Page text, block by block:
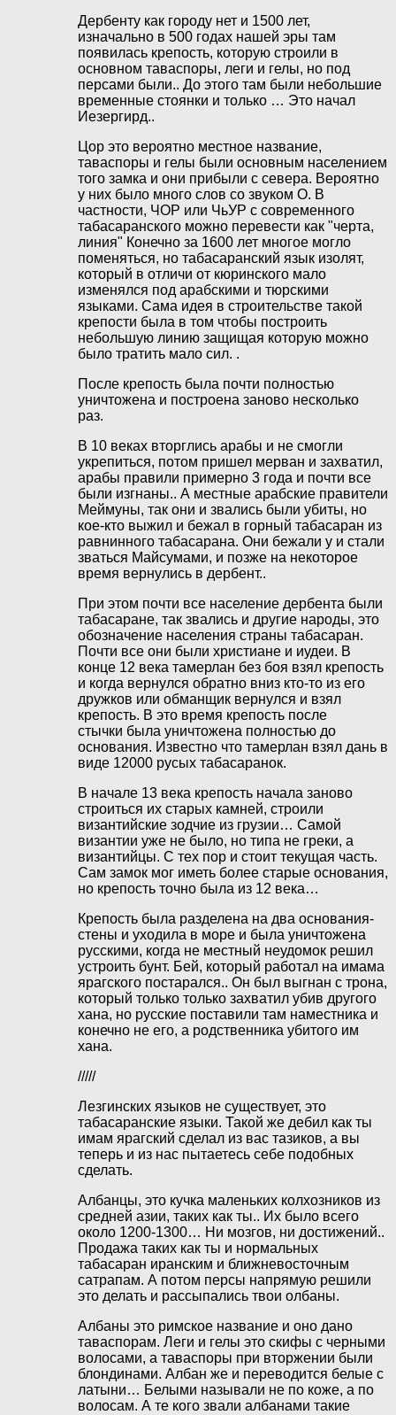
Дербенту как городу нет и 1500 лет,
изначально в 500 годах нашей эры там
появилась крепость, которую строили в
основном таваспоры, леги и гелы, но под
персами были.. До этого там были небольшие
временные стоянки и только … Это начал
Иезергирд..
Цор это вероятно местное название,
таваспоры и гелы были основным населением
того замка и они прибыли с севера. Вероятно
у них было много слов со звуком О. В
частности, ЧОР или ЧьУР с современного
табасаранского можно перевести как "черта,
линия" Конечно за 1600 лет многое могло
поменяться, но табасаранский язык изолят,
который в отличи от кюринского мало
изменялся под арабскими и тюрскими
языками. Сама идея в строительстве такой
крепости была в том чтобы построить
небольшую линию защищая которую можно
было тратить мало сил. .
После крепость была почти полностью
уничтожена и построена заново несколько
раз.
В 10 веках вторглись арабы и не смогли
укрепиться, потом пришел мерван и захватил,
арабы правили примерно 3 года и почти все
были изгнаны.. А местные арабские правители
Меймуны, так они и звались были убиты, но
кое-кто выжил и бежал в горный табасаран из
равнинного табасарана. Они бежали у и стали
зваться Майсумами, и позже на некоторое
время вернулись в дербент..
При этом почти все население дербента были
табасаране, так звались и другие народы, это
обозначение населения страны табасаран.
Почти все они были христиане и иудеи. В
конце 12 века тамерлан без боя взял крепость
и когда вернулся обратно вниз кто-то из его
дружков или обманщик вернулся и взял
крепость. В это время крепость после
стычки была уничтожена полностью до
основания. Известно что тамерлан взял дань в
виде 12000 русых табасаранок.
В начале 13 века крепость начала заново
строиться их старых камней, строили
византийские зодчие из грузии… Самой
византии уже не было, но типа не греки, а
византийцы. С тех пор и стоит текущая часть.
Сам замок мог иметь более старые основания,
но крепость точно была из 12 века…
Крепость была разделена на два основания-
стены и уходила в море и была уничтожена
русскими, когда не местный неудомок решил
устроить бунт. Бей, который работал на имама
ярагского постарался.. Он был выгнан с трона,
который только только захватил убив другого
хана, но русские поставили там наместника и
конечно не его, а родственника убитого им
хана.
/////
Лезгинских языков не существует, это
табасаранские языки. Такой же дебил как ты
имам ярагский сделал из вас тазиков, а вы
теперь и из нас пытаетесь себе подобных
сделать.
Албанцы, это кучка маленьких колхозников из
средней азии, таких как ты.. Их было всего
около 1200-1300… Ни мозгов, ни достижений..
Продажа таких как ты и нормальных
табасаран иранским и ближневосточным
сатрапам. А потом персы напрямую решили
это делать и рассыпались твои олбаны.
Албаны это римское название и оно дано
таваспорам. Леги и гелы это скифы с черными
волосами, а таваспоры при вторжении были
блондинами. Албан же и переводится белые с
латыни… Белыми называли не по коже, а по
волосам. А те кого звали албанами такие